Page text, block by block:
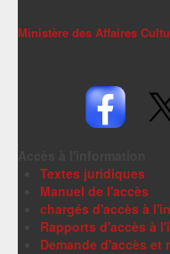
Ministère des Affaires
Textes juridiques
Manuel de l'accès
chargés d'accès à
Rapports d'accès à
Demande d'accès et